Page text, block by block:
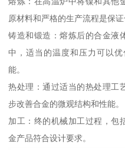
原材料和严格的生产流程是保证
铸造和锻造：熔炼后的合金液
中，适当的温度和压力可以
能。
热处理：通过适当的热处理工
步改善合金的微观结构和性能。
加工：终的机械加工过程，包
金产品符合设计要求。